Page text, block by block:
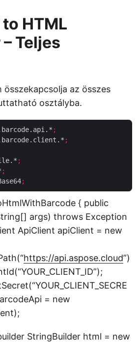
HTML
Teljes
összekapcsolja az összes
osztályba.
;
;
;
;
;
{ public
args) throws Exception
ApiClient apiClient = new
https://api.aspose.cloud”)
= new
StringBuilder html = new